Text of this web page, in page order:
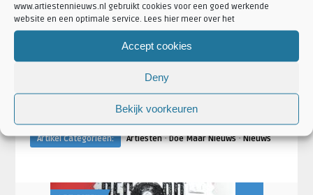
www.artiestennieuws.nl gebruikt cookies voor een goed werkende
website en een optimale service. Lees hier meer over het
Accept cookies
Deny
Bekijk voorkeuren
Artikel Categorieën:
Artiesten·Doe Maar Nieuws·Nieuws